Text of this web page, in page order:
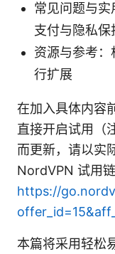
常见问题与实
支付与隐私保
资源与参考：
行扩展
在加入具体内容
直接开启试用（
而更新，请以实
NordVPN 试用
https://
本篇将采用轻松